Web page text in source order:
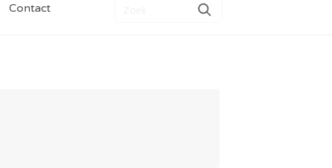
Contact